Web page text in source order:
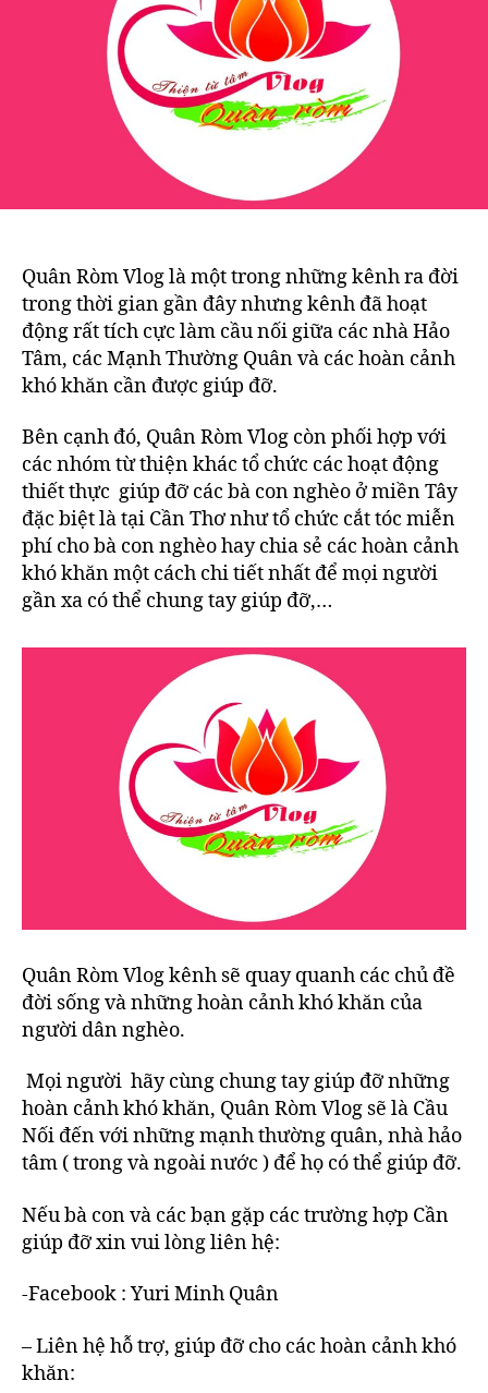
Quân Ròm Vlog là một trong những kênh ra đời
trong thời gian gần đây nhưng kênh đã hoạt
động rất tích cực làm cầu nối giữa các nhà Hảo
Tâm, các Mạnh Thường Quân và các hoàn cảnh
khó khăn cần được giúp đỡ.
Bên cạnh đó, Quân Ròm Vlog còn phối hợp với
các nhóm từ thiện khác tổ chức các hoạt động
thiết thực giúp đỡ các bà con nghèo ở miền Tây
đặc biệt là tại Cần Thơ như tổ chức cắt tóc miễn
phí cho bà con nghèo hay chia sẻ các hoàn cảnh
khó khăn một cách chi tiết nhất để mọi người
gần xa có thể chung tay giúp đỡ,…
Quân Ròm Vlog kênh sẽ quay quanh các chủ đề
đời sống và những hoàn cảnh khó khăn của
người dân nghèo.
Mọi người hãy cùng chung tay giúp đỡ những
hoàn cảnh khó khăn, Quân Ròm Vlog sẽ là Cầu
Nối đến với những mạnh thường quân, nhà hảo
tâm ( trong và ngoài nước ) để họ có thể giúp đỡ.
Nếu bà con và các bạn gặp các trường hợp Cần
giúp đỡ xin vui lòng liên hệ:
-Facebook : Yuri Minh Quân
– Liên hệ hỗ trợ, giúp đỡ cho các hoàn cảnh khó
khăn: